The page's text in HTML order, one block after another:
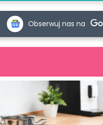
Obserwuj nas na